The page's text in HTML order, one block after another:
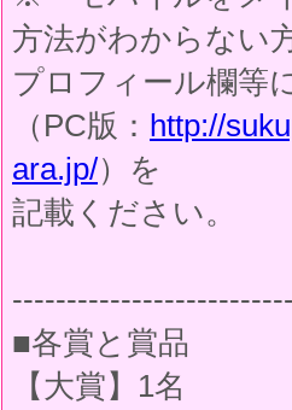
方法がわからない
プロフィール欄等
（PC版： http://
ara.jp/）を
記載ください。
■各賞と賞品
【大賞】1名